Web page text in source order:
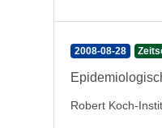
2008-08-28
Robert Koch-